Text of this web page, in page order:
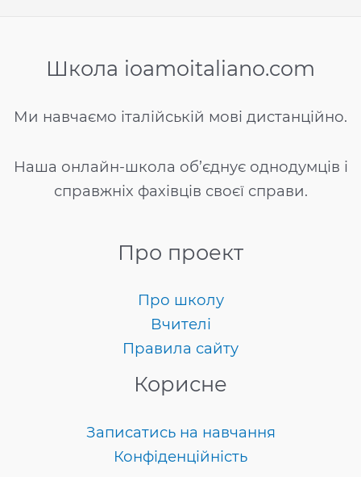
Школа ioamoitaliano.com
Ми навчаємо італійській мові дистанційно.
Наша онлайн-школа об’єднує однодумців і
справжніх фахівців своєї справи.
Про проект
Про школу
Вчителі
Правила сайту
Корисне
Записатись на навчання
Конфіденційність